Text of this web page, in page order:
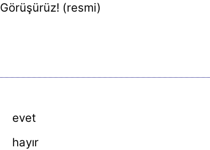
Görüşürüz! (resmi)
evet
hayır